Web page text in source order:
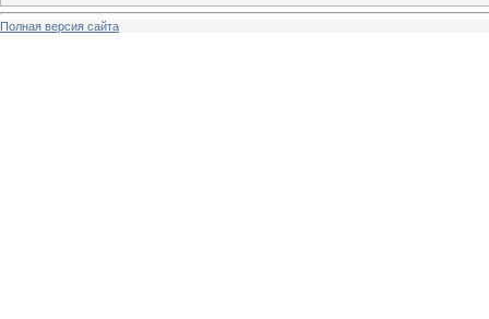
Полная версия сайта